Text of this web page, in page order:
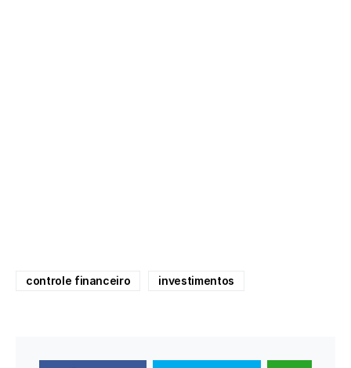
controle financeiro investimentos